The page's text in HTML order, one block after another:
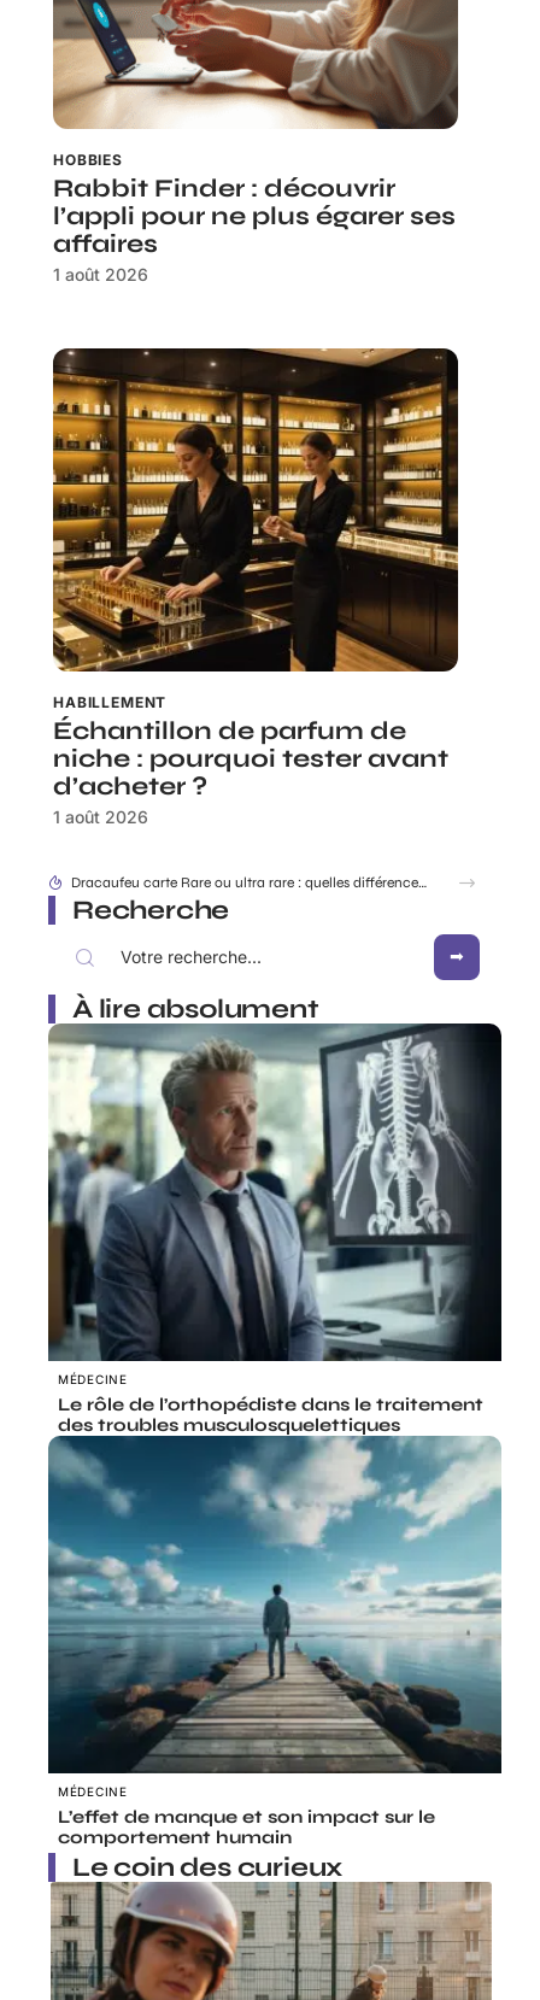
HOBBIES
Rabbit Finder : découvrir
l’appli pour ne plus égarer ses
affaires
1 août 2026
HABILLEMENT
Échantillon de parfum de
niche : pourquoi tester avant
d’acheter ?
1 août 2026
Dracaufeu carte Rare ou ultra rare : quelles différences pour les collectionneurs ?
Recherche
À lire absolument
MÉDECINE
Le rôle de l’orthopédiste dans le traitement
des troubles musculosquelettiques
MÉDECINE
L’effet de manque et son impact sur le
comportement humain
Le coin des curieux